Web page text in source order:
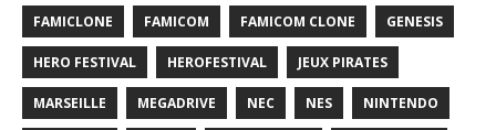
FAMICLONE FAMICOM FAMICOM CLONE GENESIS
HERO FESTIVAL HEROFESTIVAL JEUX PIRATES
MARSEILLE MEGADRIVE NEC NES NINTENDO